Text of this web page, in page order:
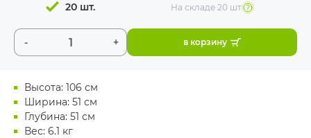
Высота: 106 см
Ширина: 51 см
Глубина: 51 см
Вес: 6.1 кг
- +
20 шт. На складе 20 шт
в корзину